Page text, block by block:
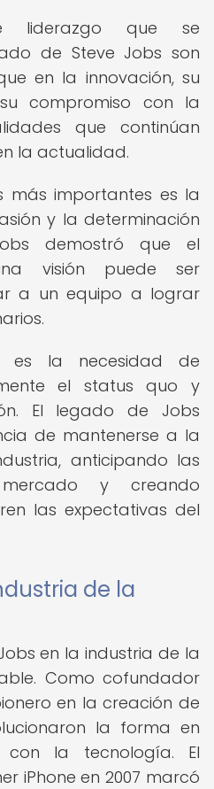
liderazgo que se
de Steve Jobs son
en la innovación, su
compromiso con la
que continúan
la actualidad.
más importantes es la
y la determinación
demostró que el
visión puede ser
a un equipo a lograr
es la necesidad de
el status quo y
El legado de Jobs
de mantenerse a la
anticipando las
y creando
las expectativas del
de la
en la industria de la
Como cofundador
en la creación de
la forma en
con la tecnología. El
iPhone en 2007 marcó